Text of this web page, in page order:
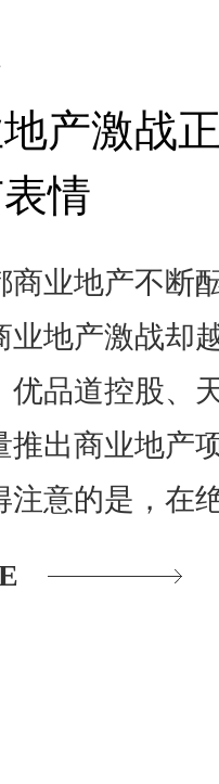
产激战
情
商业地产不断
业地产激战却
优品道控股、
推出商业地产
注意的是，在